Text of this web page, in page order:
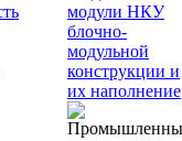
модули НКУ
блочно-
модульной
конструкции и
их наполнение